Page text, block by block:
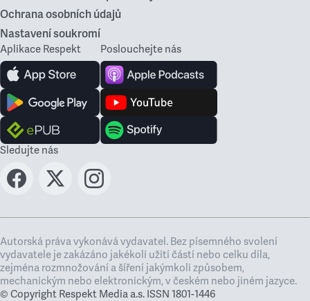
Ochrana osobních údajů
Nastavení soukromí
Aplikace Respekt Poslouchejte nás
Sledujte nás
Autorská práva vykonává vydavatel. Bez písemného svolení
vydavatele je zakázáno jakékoli užití částí nebo celku díla,
zejména rozmnožování a šíření jakýmkoli způsobem,
mechanickým nebo elektronickým, v českém nebo jiném jazyce.
© Copyright Respekt Media a.s. ISSN 1801-1446